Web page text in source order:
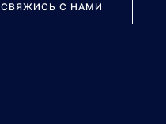
СВЯЖИСЬ С НАМИ